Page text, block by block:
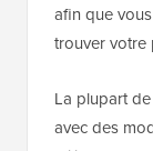
afin que
trouver votre
La plupart
avec des